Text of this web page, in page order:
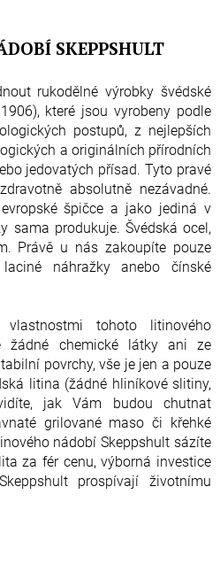
SKEPPSHULT
rukodělné výrobky švédské
které jsou vyrobeny podle
postupů, z nejlepších
a originálních přírodních
jedovatých přísad. Tyto pravé
absolutně nezávadné.
špičce a jako jediná v
sama produkuje. Švédská ocel,
Právě u nás zakoupíte pouze
náhražky anebo čínské
vlastnostmi tohoto litinového
žádné chemické látky ani ze
povrchy, vše je jen a pouze
litina (žádné hliníkové slitiny,
jak Vám budou chutnat
grilované maso či křehké
nádobí Skeppshult sázíte
za fér cenu, výborná investice
prospívají životnímu